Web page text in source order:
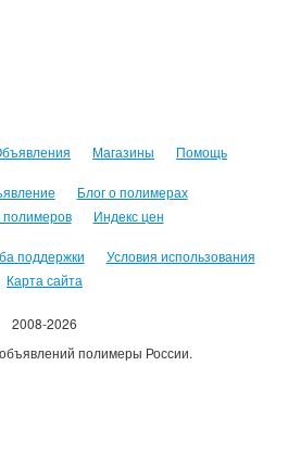
Магазины Помощь
Блог о полимерах
Индекс цен
поддержки
Условия использования
Карта сайта
2008-2026
полимеры России.